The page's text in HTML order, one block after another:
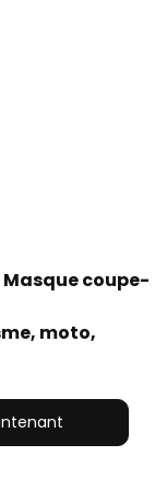
coupe-
moto,